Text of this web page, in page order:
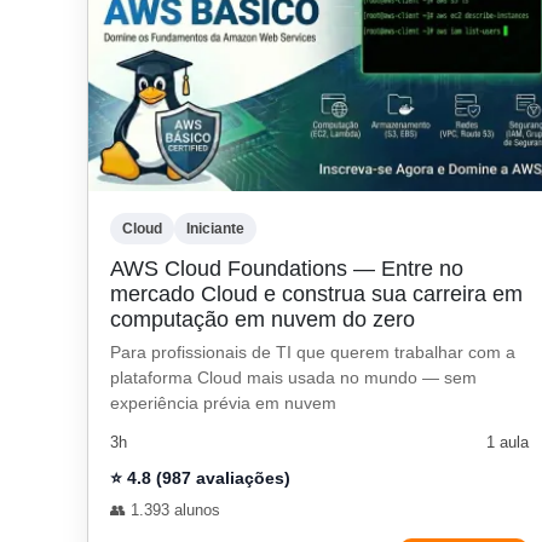
Cloud Iniciante
AWS Cloud Foundations — Entre no
mercado Cloud e construa sua carreira em
computação em nuvem do zero
Para profissionais de TI que querem trabalhar com a
plataforma Cloud mais usada no mundo — sem
experiência prévia em nuvem
3h 1 aula
⭐ 4.8 (987 avaliações)
👥 1.393 alunos